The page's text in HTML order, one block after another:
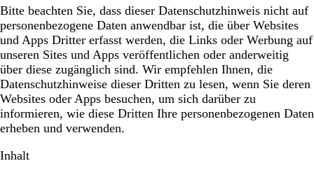
Bitte beachten Sie, dass dieser Datenschutzhinweis nicht auf
personenbezogene Daten anwendbar ist, die über Websites
und Apps Dritter erfasst werden, die Links oder Werbung auf
unseren Sites und Apps veröffentlichen oder anderweitig
über diese zugänglich sind. Wir empfehlen Ihnen, die
Datenschutzhinweise dieser Dritten zu lesen, wenn Sie deren
Websites oder Apps besuchen, um sich darüber zu
informieren, wie diese Dritten Ihre personenbezogenen Daten
erheben und verwenden.
Inhalt